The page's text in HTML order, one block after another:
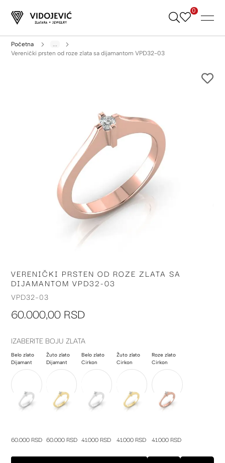
Skip
0
Početna
...
Verenički prsten od roze zlata sa dijamantom VPD32-03
Skip
to
the
of
gallery
VERENIČKI PRSTEN OD ROZE ZLATA SA
DIJAMANTOM VPD32-03
VPD32-03
60.000,00 RSD
IZABERITE BOJU ZLATA
Belo zlato
Dijamant
60.000 RSD
Žuto zlato
Dijamant
60.000 RSD
Belo zlato
Cirkon
41.000 RSD
Žuto zlato
Cirkon
41.000 RSD
Roze zlato
Cirkon
41.000 RSD